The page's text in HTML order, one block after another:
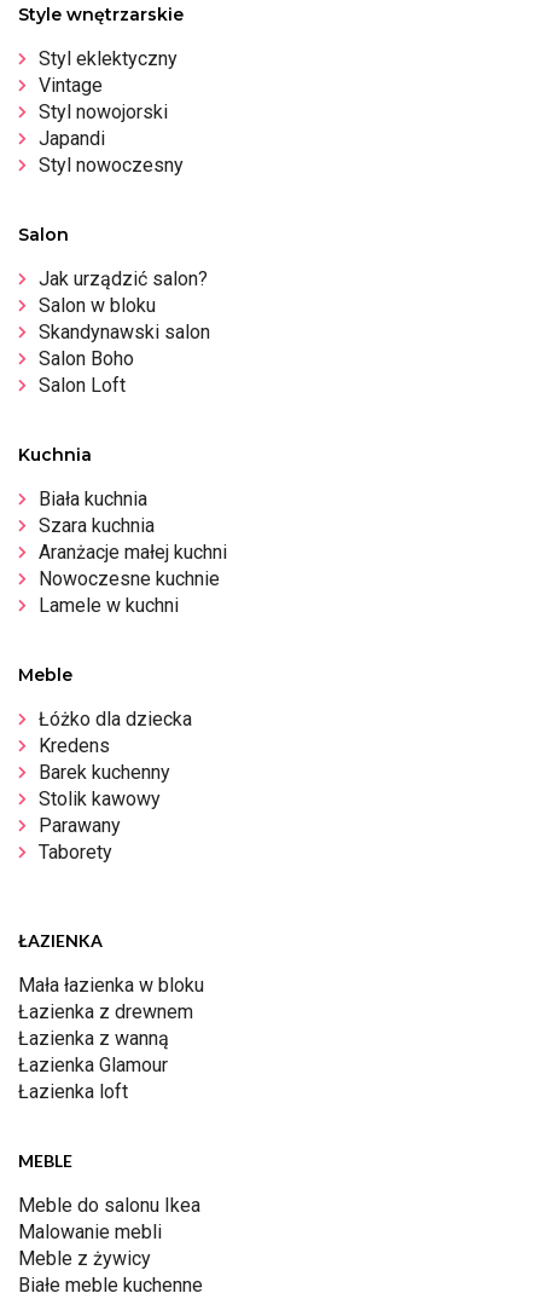
Style wnętrzarskie
Styl eklektyczny
Vintage
Styl nowojorski
Japandi
Styl nowoczesny
Salon
Jak urządzić salon?
Salon w bloku
Skandynawski salon
Salon Boho
Salon Loft
Kuchnia
Biała kuchnia
Szara kuchnia
Aranżacje małej kuchni
Nowoczesne kuchnie
Lamele w kuchni
Meble
Łóżko dla dziecka
Kredens
Barek kuchenny
Stolik kawowy
Parawany
Taborety
ŁAZIENKA
Mała łazienka w bloku
Łazienka z drewnem
Łazienka z wanną
Łazienka Glamour
Łazienka loft
MEBLE
Meble do salonu Ikea
Malowanie mebli
Meble z żywicy
Białe meble kuchenne